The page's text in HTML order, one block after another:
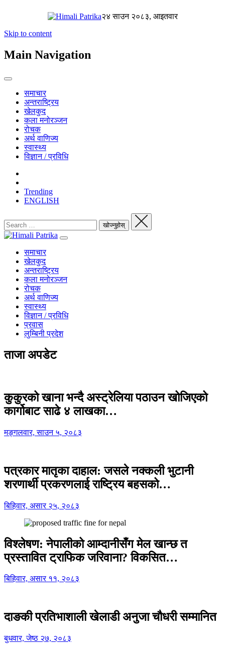
२४ साउन २०८३, आइतवार
Skip to content
Main Navigation
समाचार
अन्तराष्ट्रिय
खेलकुद
कला मनोरञ्जन
रोचक
अर्थ वाणिज्य
स्वास्थ्य
विज्ञान / प्रविधि
Trending
ENGLISH
समाचार
खेलकुद
अन्तराष्ट्रिय
कला मनोरञ्जन
रोचक
अर्थ वाणिज्य
स्वास्थ्य
विज्ञान / प्रविधि
प्रवास
लुम्बिनी प्रदेश
ताजा अपडेट
कुकुरको खाना भन्दै अस्ट्रेलिया पठाउन खोजिएको
कार्गोबाट साढे ४ लाखका…
मङ्गलवार, साउन ५, २०८३
पत्रकार मातृका दाहाल: जसले नक्कली भुटानी
शरणार्थी प्रकरणलाई राष्ट्रिय बहसको…
बिहिवार, असार २५, २०८३
विश्लेषण: नेपालीको आम्दानीसँग मेल खान्छ त
प्रस्तावित ट्राफिक जरिवाना? विकसित…
बिहिवार, असार ११, २०८३
दाङकी प्रतिभाशाली खेलाडी अनुजा चौधरी सम्मानित
बुधवार, जेष्ठ २७, २०८३